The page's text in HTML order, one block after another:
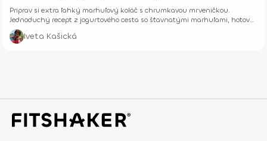
Priprav si extra ľahký marhuľový koláč s chrumkavou mrveničkou.
Jednoduchý recept z jogurtového cesta so šťavnatými marhuľami, hotový
z pár surovín.
Iveta Kašická